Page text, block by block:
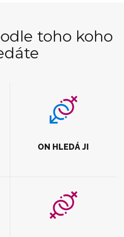
toho koho
ON HLEDÁ JI